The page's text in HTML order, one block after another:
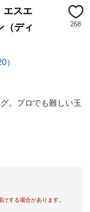
スエ
ディ
268
）
。プロでも難しい玉
する場合があります。